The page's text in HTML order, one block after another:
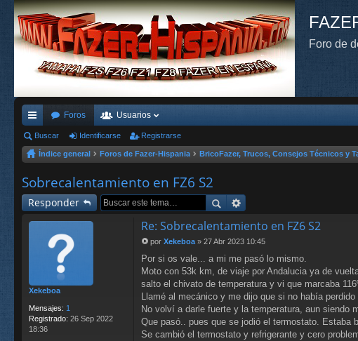
Foro de
nl
ac
es
rá
pi
Foros Usuarios
Buscar Identificarse Registrarse
Índice general Foros de Fazer-Hispania BricoFazer, Trucos, Consejos Técnicos y
Sobrecalentamiento en FZ6 S2
Responder
Xekeboa
Mensajes: 1
Registrado: 26 Sep 2022
18:36
Re: Sobrecalentamiento en FZ6 S2
e
n
s
j
e
por Xekeboa » 27 Abr 2023 10:45
Por si os vale... a mi me pasó lo mismo.
Moto con 53k km, de viaje por Andalucia ya de
salto el chivato de temperatura y vi que marcaba
Llamé al mecánico y me dijo que si no había
No volví a darle fuerte y la temperatura, aun siendo
Que pasó.. pues que se jodió el termostato. Estaba
Se cambió el termostato y refrigerante y cero